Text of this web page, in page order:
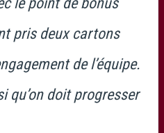
pris deux cartons
de l’équipe.
qu’on doit progresser